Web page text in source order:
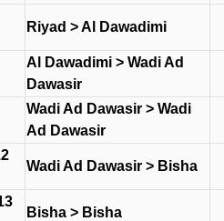
Riyad > Al Dawadimi
Al Dawadimi > Wadi Ad
Dawasir
Wadi Ad Dawasir > Wadi
Ad Dawasir
Wadi Ad Dawasir > Bisha
Bisha > Bisha